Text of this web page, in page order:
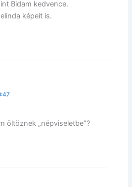
Bidam kedvence.
képeit is.
öltöznek „népviseletbe”?